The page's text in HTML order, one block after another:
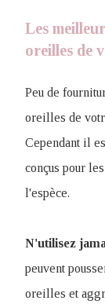
Les
oreilles de
Peu de
oreilles de
Cependant il
conçus pour
l'espèce.
N'utilisez
peuvent
oreilles et